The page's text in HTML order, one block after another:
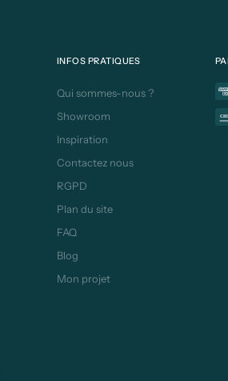
INFOS PRATIQUES
Qui sommes-nous ?
Showroom
Inspiration
Contactez nous
RGPD
Plan du site
FAQ
Blog
Mon projet